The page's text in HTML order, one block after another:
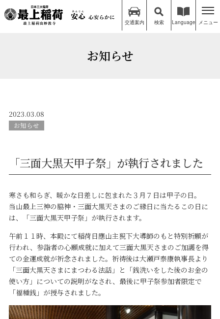
交通案内 検索 Language メニュー
お知らせ
2023.03.08
お知らせ
「三面大黒天甲子祭」が執行されました
寒さも和らぎ、暖かな日差しに包まれた３月７日は甲子の日。
当山最上三神の脇神・三面大黒天さまのご縁日に当たるこの日に
は、「三面大黒天甲子祭」が執行されます。
午前１１時、本殿にて稲荷日應山主猊下大導師のもと特別祈願が
行われ、参詣者の心願成就に加えて三面大黒天さまのご加護を得
ての金運成就が祈念されました。祈祷後は大瀬戸泰康執事長より
「三面大黒天さまにまつわる法話」と「銭洗いをした後のお金の
使い方」についての説明がなされ、最後に甲子祭参加者限定で
「福種銭」が授与されました。